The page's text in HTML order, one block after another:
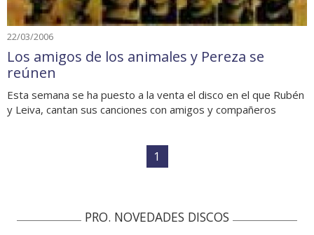
22/03/2006
Los amigos de los animales y Pereza se
reúnen
Esta semana se ha puesto a la venta el disco en el que Rubén
y Leiva, cantan sus canciones con amigos y compañeros
1
PRO. NOVEDADES DISCOS